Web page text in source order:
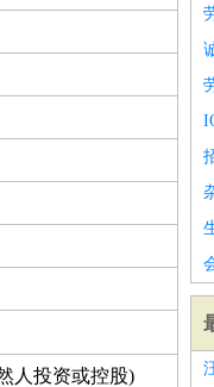
人投资或控股)